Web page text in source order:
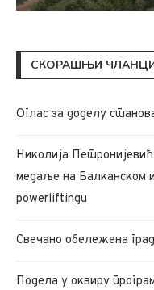
СКОРАШЊИ
Oглас за доделу
Николија
медаље на Балканском
powerliftingu
Свечано обележена
Подела у оквиру